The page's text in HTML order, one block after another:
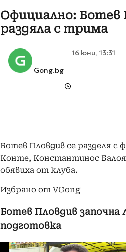
Официално: Ботев
раздяла с трима
Gong.bg
16 юни, 13:31
Ботев Пловдив се разделя
Конте, Константинос
обявиха от клуба.
Избрано от VGong
Ботев Пловдив започна
подготовка